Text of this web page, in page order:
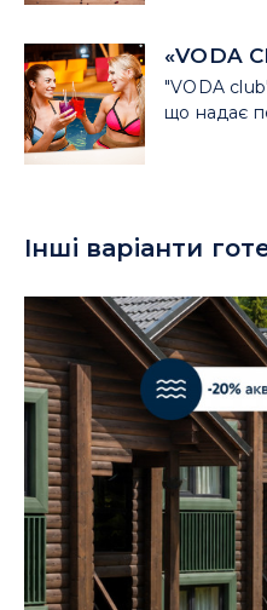
«VODA
"VODA
що надає
Інші варіанти